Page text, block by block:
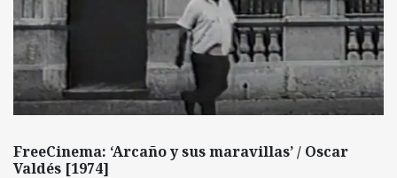
FreeCinema: ‘Arcaño y sus maravillas’ / Oscar
Valdés [1974]